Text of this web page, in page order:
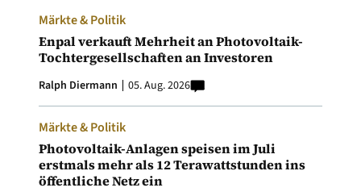
Märkte & Politik
Enpal verkauft Mehrheit an Photovoltaik-
Tochtergesellschaften an Investoren
Ralph Diermann 05. Aug. 2026
Märkte & Politik
Photovoltaik-Anlagen speisen im Juli
erstmals mehr als 12 Terawattstunden ins
öffentliche Netz ein